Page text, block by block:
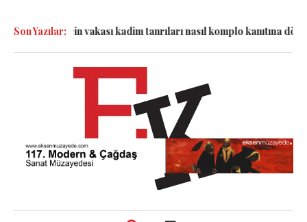
Son Yazılar:
Epstein vakası kadim tanrıları nasıl komplo kanıtına